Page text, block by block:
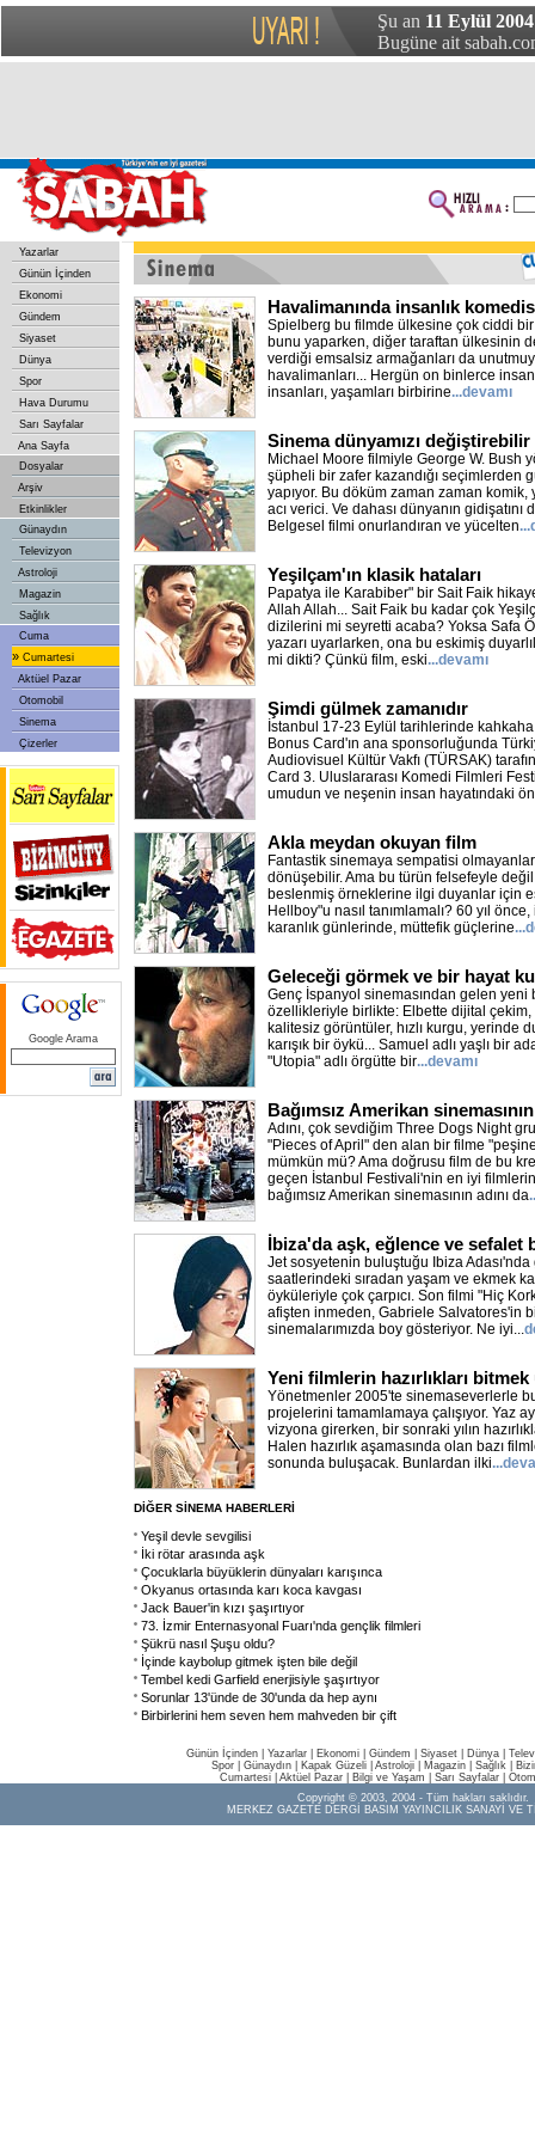
Şu an 11 Eylül
Bugüne ait
Yazarlar
Günün İçinden
Ekonomi
Gündem
Siyaset
Dünya
Spor
Hava Durumu
Sarı Sayfalar
Ana Sayfa
Dosyalar
Arşiv
Etkinlikler
Günaydın
Televizyon
Astroloji
Magazin
Sağlık
Cuma
» Cumartesi
Aktüel Pazar
Otomobil
Sinema
Çizerler
Google Arama
Havalimanında insanlık
Spielberg bu filmde ülkesine çok ciddi
bunu yaparken, diğer taraftan ülkesinin
verdiği emsalsiz armağanları da
havalimanları... Hergün on binlerce
insanları, yaşamları birbirine...devamı
Sinema dünyamızı değiştirebilir
Michael Moore filmiyle George W. Bush
şüpheli bir zafer kazandığı seçimlerden
yapıyor. Bu döküm zaman zaman
acı verici. Ve dahası dünyanın
Belgesel filmi onurlandıran ve yücelten
Yeşilçam'ın klasik hataları
Papatya ile Karabiber" bir Sait Faik
Allah Allah... Sait Faik bu kadar çok
dizilerini mi seyretti acaba? Yoksa Safa
yazarı uyarlarken, ona bu eskimiş
mi dikti? Çünkü film, eski...devamı
Şimdi gülmek zamanıdır
İstanbul 17-23 Eylül tarihlerinde
Bonus Card'ın ana sponsorluğunda
Audiovisuel Kültür Vakfı (TÜRSAK)
Card 3. Uluslararası Komedi Filmleri
umudun ve neşenin insan hayatındaki
Akla meydan okuyan film
Fantastik sinemaya sempatisi
dönüşebilir. Ama bu türün felsefeyle
beslenmiş örneklerine ilgi duyanlar için
Hellboy"u nasıl tanımlamalı? 60 yıl
karanlık günlerinde, müttefik güçlerine
Geleceği görmek ve bir hayat
Genç İspanyol sinemasından gelen yeni
özellikleriyle birlikte: Elbette dijital
kalitesiz görüntüler, hızlı kurgu, yerinde
karışık bir öykü... Samuel adlı yaşlı bir
"Utopia" adlı örgütte bir...devamı
Bağımsız Amerikan
Adını, çok sevdiğim Three Dogs Night
"Pieces of April" den alan bir filme
mümkün mü? Ama doğrusu film de bu
geçen İstanbul Festivali'nin en iyi
bağımsız Amerikan sinemasının adını da
İbiza'da aşk, eğlence ve sefalet
Jet sosyetenin buluştuğu Ibiza
saatlerindeki sıradan yaşam ve ekmek
öyküleriyle çok çarpıcı. Son filmi "Hiç
afişten inmeden, Gabriele Salvatores'in
sinemalarımızda boy gösteriyor. Ne iyi...
Yeni filmlerin hazırlıkları bitmek
Yönetmenler 2005'te sinemaseverlerle
projelerini tamamlamaya çalışıyor. Yaz
vizyona girerken, bir sonraki yılın
Halen hazırlık aşamasında olan bazı
sonunda buluşacak. Bunlardan ilki
DİĞER SİNEMA HABERLERİ
Yeşil devle sevgilisi
İki rötar arasında aşk
Çocuklarla büyüklerin dünyaları karışınca
Okyanus ortasında karı koca kavgası
Jack Bauer'in kızı şaşırtıyor
73. İzmir Enternasyonal Fuarı'nda gençlik filmleri
Şükrü nasıl Şuşu oldu?
İçinde kaybolup gitmek işten bile değil
Tembel kedi Garfield enerjisiyle şaşırtıyor
Sorunlar 13'ünde de 30'unda da hep aynı
Birbirlerini hem seven hem mahveden bir çift
Günün İçinden Yazarlar Ekonomi Gündem Siyaset Dünya |
Spor
Günaydın Kapak Güzeli Astroloji Magazin Sağlık
Cumartesi
Aktüel Pazar Bilgi ve Yaşam Sarı Sayfalar
Copyright © 2003, 2004 - Tüm hakları saklıdır.
MERKEZ GAZETE DERGİ BASIM YAYINCILIK SANAYİ VE